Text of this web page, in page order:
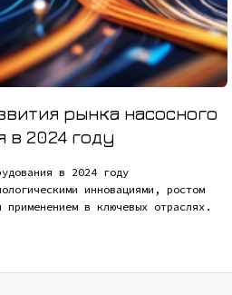
рынка насосного
в 2024 году
в 2024 году
инновациями, ростом
применением в ключевых отраслях.